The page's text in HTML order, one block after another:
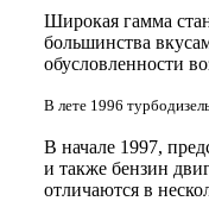
Широкая гамма
большинства
обусловленности
В лете 1996
В начале 1997,
и также бензин
отличаются в